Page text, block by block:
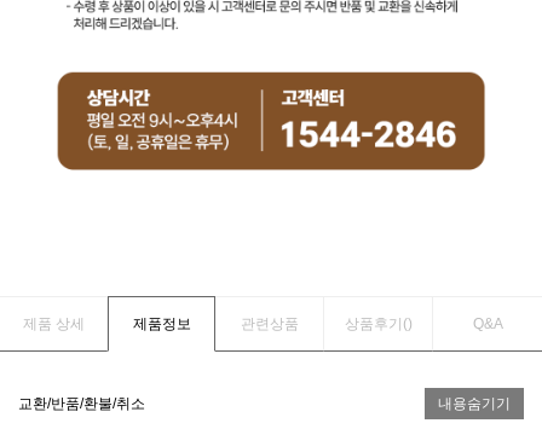
제품 상세 제품정보 관련상품 상품후기() Q&A
교환/반품/환불/취소 내용숨기기